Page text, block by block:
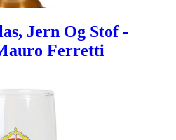
Jern Og Stof -
Ferretti